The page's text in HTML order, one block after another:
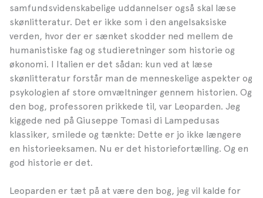
samfundsvidenskabelige uddannelser også skal læse
skønlitteratur. Det er ikke som i den angelsaksiske
verden, hvor der er sænket skodder ned mellem de
humanistiske fag og studieretninger som historie og
økonomi. I Italien er det sådan: kun ved at læse
skønlitteratur forstår man de menneskelige aspekter og
psykologien af store omvæltninger gennem historien. Og
den bog, professoren prikkede til, var Leoparden. Jeg
kiggede ned på Giuseppe Tomasi di Lampedusas
klassiker, smilede og tænkte: Dette er jo ikke længere
en historieeksamen. Nu er det historiefortælling. Og en
god historie er det.
Leoparden er tæt på at være den bog, jeg vil kalde for